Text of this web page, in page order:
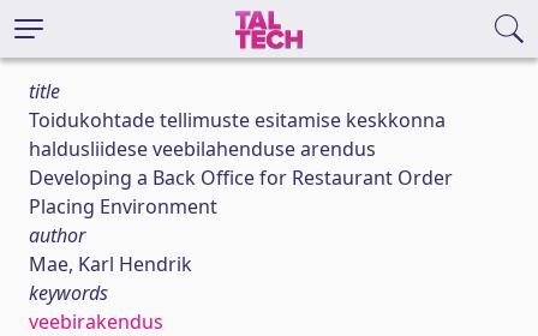
title
Toidukohtade tellimuste esitamise keskkonna
haldusliidese veebilahenduse arendus
Developing a Back Office for Restaurant Order
Placing Environment
author
Mae, Karl Hendrik
keywords
veebirakendus